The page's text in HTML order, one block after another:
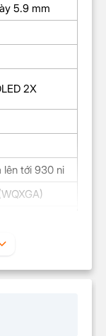
5.9 mm
2X
lên tới 930 ni
2
GHz